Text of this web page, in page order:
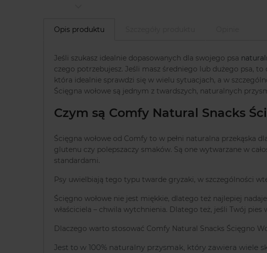
Opis produktu
Jeśli szukasz idealnie dopasowanych dla swojego psa
czego potrzebujesz. Jeśli masz średniego lub dużego psa,
która idealnie sprawdzi się w wielu sytuacjach, a w
Ścięgna wołowe są jednym z twardszych, naturalnych
Czym są Comfy Natural Snacks
Ścięgna wołowe od Comfy to w pełni naturalna przekąska
glutenu czy polepszaczy smaków. Są one wytwarzane w
standardami.
Psy uwielbiają tego typu twarde gryzaki, w szczególności
Ścięgno wołowe nie jest miękkie, dlatego też najlepiej
właściciela – chwila wytchnienia. Dlatego też, jeśli Twój
Dlaczego warto stosować Comfy Natural Snacks Ścięgno
Jest to w 100% naturalny przysmak, który zawiera wiele